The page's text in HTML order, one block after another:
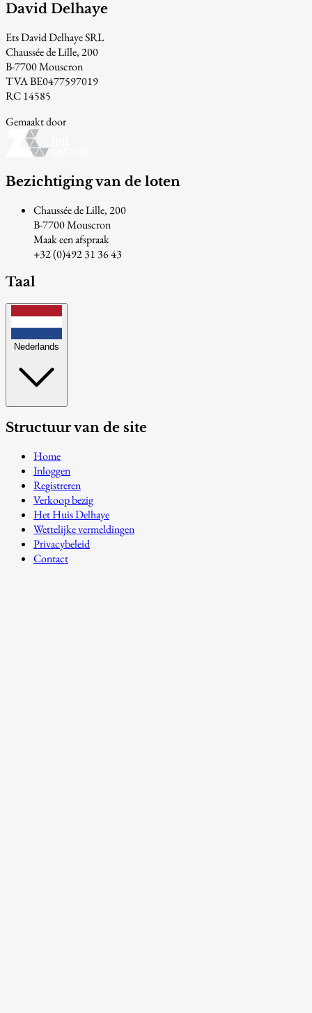
David Delhaye
Ets David Delhaye SRL
Chaussée de Lille, 200
B-7700 Mouscron
TVA BE0477597019
RC 14585
Gemaakt door
Bezichtiging van de loten
Chaussée de Lille, 200
B-7700 Mouscron
Maak een afspraak
+32 (0)492 31 36 43
Taal
Nederlands
Structuur van de site
Home
Inloggen
Registreren
Verkoop bezig
Het Huis Delhaye
Wettelijke vermeldingen
Privacybeleid
Contact